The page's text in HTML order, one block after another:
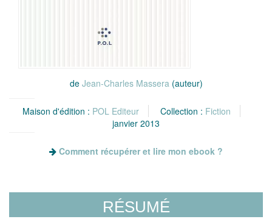
de Jean-Charles Massera (auteur)
Maison d'édition : POL Editeur Collection : Fiction
janvier 2013
Comment récupérer et lire mon ebook ?
RÉSUMÉ